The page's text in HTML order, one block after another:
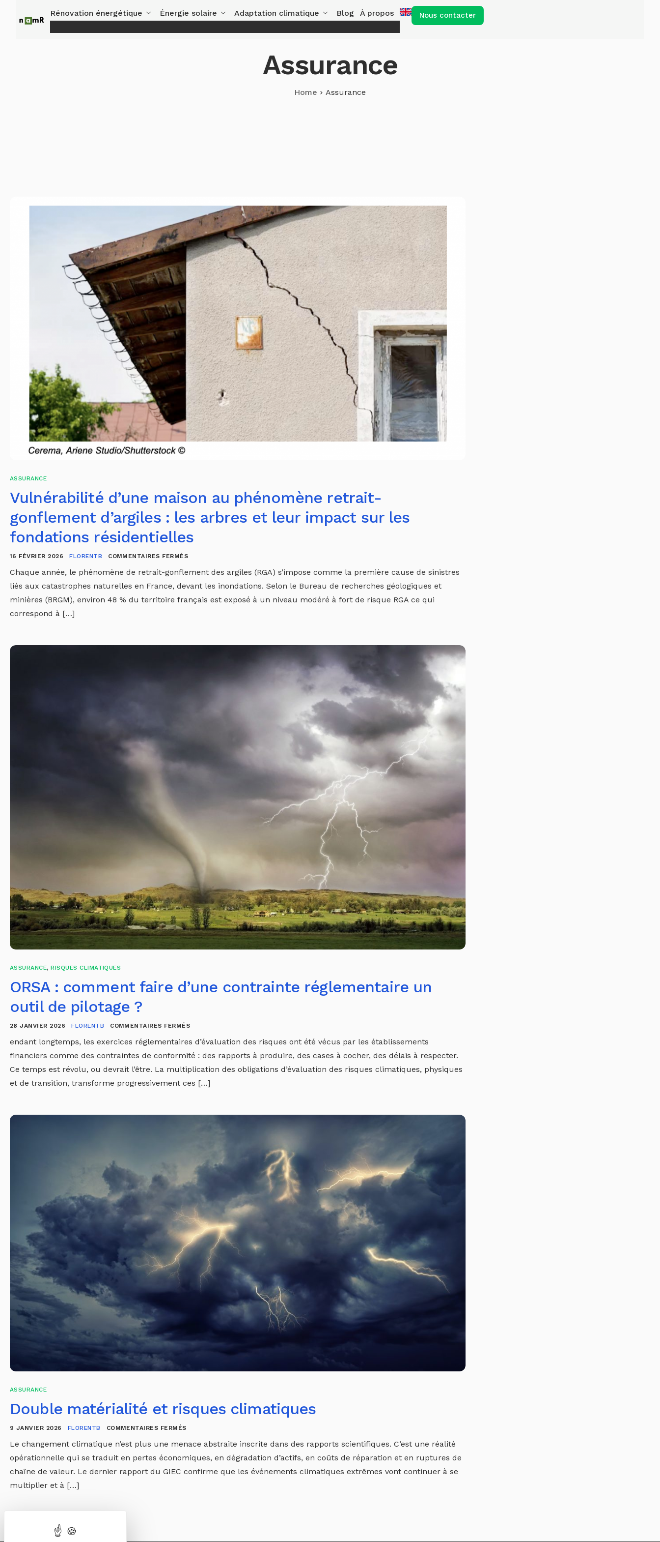
Rénovation énergétique Énergie solaire Adaptation climatique Blog À propos Nous contacter
Assurance
Home Assurance
ASSURANCE
Vulnérabilité d’une maison au phénomène retrait-
gonflement d’argiles : les arbres et leur impact sur les
fondations résidentielles
16 FÉVRIER 2026 FLORENTB COMMENTAIRES FERMÉS
Chaque année, le phénomène de retrait-gonflement des argiles (RGA) s’impose comme la première cause de sinistres
liés aux catastrophes naturelles en France, devant les inondations. Selon le Bureau de recherches géologiques et
minières (BRGM), environ 48 % du territoire français est exposé à un niveau modéré à fort de risque RGA ce qui
correspond à […]
ASSURANCE,RISQUES CLIMATIQUES
ORSA : comment faire d’une contrainte réglementaire un
outil de pilotage ?
28 JANVIER 2026 FLORENTB COMMENTAIRES FERMÉS
endant longtemps, les exercices réglementaires d’évaluation des risques ont été vécus par les établissements
financiers comme des contraintes de conformité : des rapports à produire, des cases à cocher, des délais à respecter.
Ce temps est révolu, ou devrait l’être. La multiplication des obligations d’évaluation des risques climatiques, physiques
et de transition, transforme progressivement ces […]
ASSURANCE
Double matérialité et risques climatiques
9 JANVIER 2026 FLORENTB COMMENTAIRES FERMÉS
Le changement climatique n’est plus une menace abstraite inscrite dans des rapports scientifiques. C’est une réalité
opérationnelle qui se traduit en pertes économiques, en dégradation d’actifs, en coûts de réparation et en ruptures de
chaîne de valeur. Le dernier rapport du GIEC confirme que les événements climatiques extrêmes vont continuer à se
multiplier et à […]